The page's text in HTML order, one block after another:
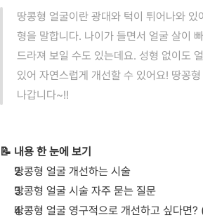
땅콩형 얼굴이란 광대와 턱이 튀어나와
형을 말합니다. 나이가 들면서 얼굴 살이
드라져 보일 수도 있는데요. 성형 없이도
있어 자연스럽게 개선할 수 있어요! 땅꽁
나갑니다~!!
📝 내용 한 눈에 보기
땅콩형 얼굴 개선하는 시술
땅콩형 얼굴 시술 자주 묻는 질문
땅콩형 얼굴 영구적으로 개선하고 싶다면